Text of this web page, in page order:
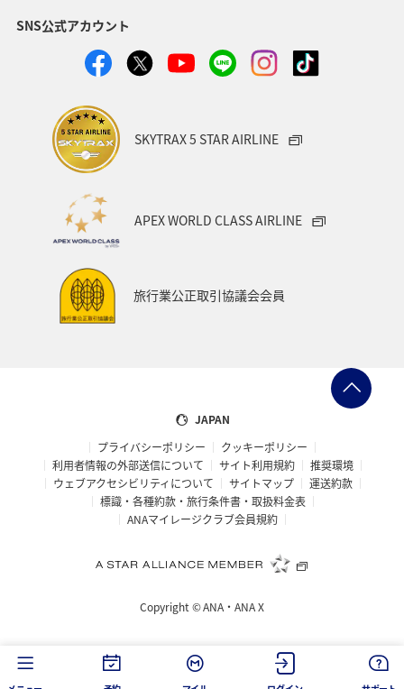
沖縄県 宮城県
三重県 札幌 お祭り・イベント
糸島
島根県 サイクリング
日本の歴史・文化・芸術
青森県 石川県
ブリ
SNS公式アカウント
SKYTRAX 5 STAR AIRLINE
APEX WORLD CLASS AIRLINE
旅行業公正取引協議会会員
JAPAN
プライバシーポリシー
クッキーポリシー
利用者情報の外部送信について
サイト利用規約
推奨環境
ウェブアクセシビリティについて
サイトマップ
運送約款
標識・各種約款・旅行条件書・取扱料金表
ANAマイレージクラブ会員規約
Copyright ©ANA・ANA X